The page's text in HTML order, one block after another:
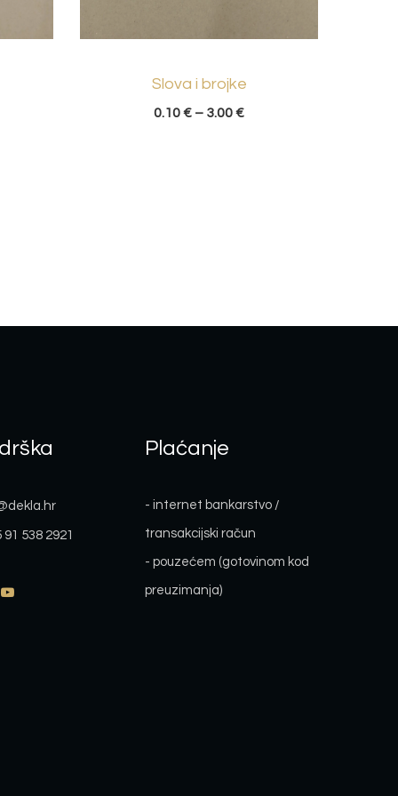
Slova i brojke
0.10€ – 3.00€
91 538 2921
Plaćanje
- internet bankarstvo /
transakcijski račun
- pouzećem (gotovinom kod
preuzimanja)